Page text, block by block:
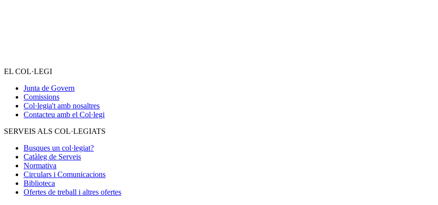
EL COL·LEGI
Junta de Govern
Comissions
Col·legia't amb nosaltres
Contacteu amb el Col·legi
SERVEIS ALS COL·LEGIATS
Busques un col·legiat?
Catàleg de Serveis
Normativa
Circulars i Comunicacions
Biblioteca
Ofertes de treball i altres ofertes